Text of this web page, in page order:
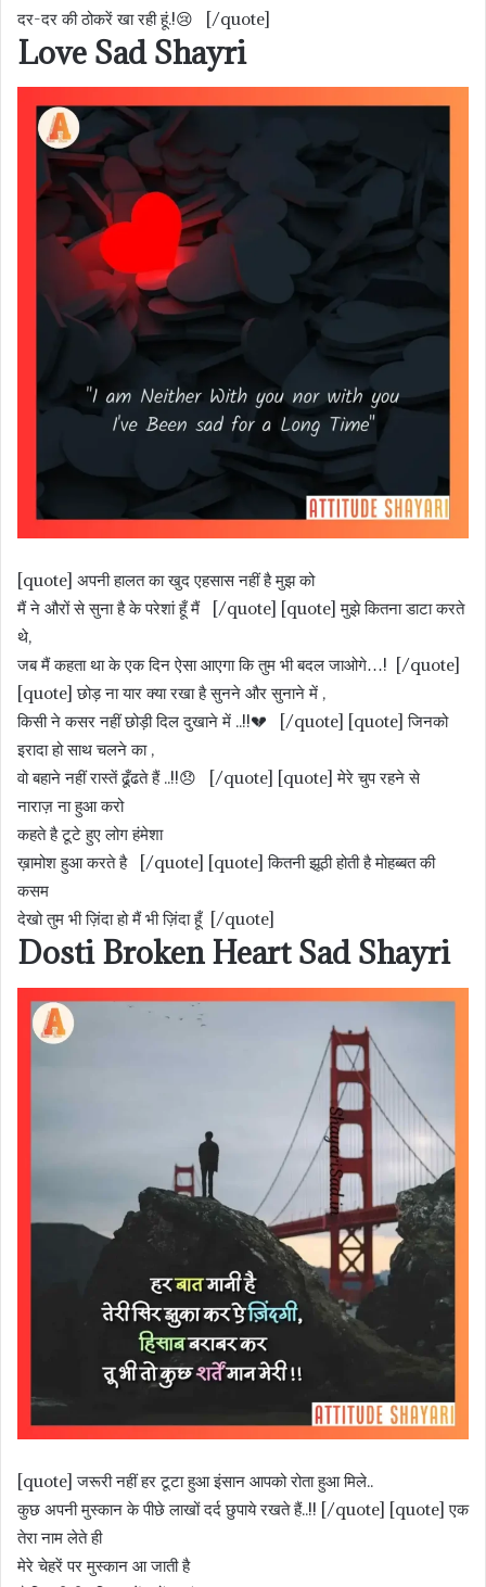
दर-दर की ठोकरें खा रही हूं.!😢 [/quote]
Love Sad Shayri
[quote] अपनी हालत का खुद एहसास नहीं है मुझ को
मैं ने औरों से सुना है के परेशां हूँ मैं [/quote] [quote] मुझे कितना डाटा करते
थे,
जब मैं कहता था के एक दिन ऐसा आएगा कि तुम भी बदल जाओगे…! [/quote]
[quote] छोड़ ना यार क्या रखा है सुनने और सुनाने में ,
किसी ने कसर नहीं छोड़ी दिल दुखाने में ..!!💔 [/quote] [quote] जिनको
इरादा हो साथ चलने का ,
वो बहाने नहीं रास्तें ढूँढते हैं ..!!😞 [/quote] [quote] मेरे चुप रहने से
नाराज़ ना हुआ करो
कहते है टूटे हुए लोग हंमेशा
ख़ामोश हुआ करते है [/quote] [quote] कितनी झूठी होती है मोहब्बत की
कसम
देखो तुम भी ज़िंदा हो मैं भी ज़िंदा हूँ [/quote]
Dosti Broken Heart Sad Shayri
[quote] जरूरी नहीं हर टूटा हुआ इंसान आपको रोता हुआ मिले..
कुछ अपनी मुस्कान के पीछे लाखों दर्द छुपाये रखते हैं..!! [/quote] [quote] एक
तेरा नाम लेते ही
मेरे चेहरें पर मुस्कान आ जाती है